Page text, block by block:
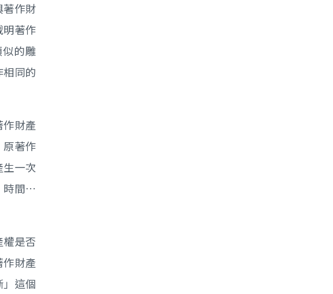
著作財
明著作
的雕
同的
財產
原著作
一次
時間…
是否
財產
這個